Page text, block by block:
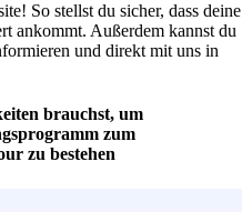
So stellst du sicher, dass deine
ankommt. Außerdem kannst du
und direkt mit uns in
brauchst, um
zum
zu bestehen